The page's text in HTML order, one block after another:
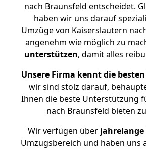
nach Braunsfeld entscheidet.
haben wir uns darauf
Umzüge von Kaiserslautern
angenehm wie möglich zu
unterstützen, damit alles
Unsere Firma kennt die
wir sind stolz darauf,
Ihnen die beste Unterstützung
nach Braunsfeld bieten
Wir verfügen überjahrelange
Umzugsbereich und haben uns